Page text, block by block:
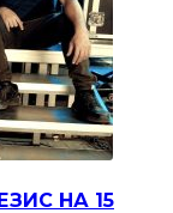
НА 15